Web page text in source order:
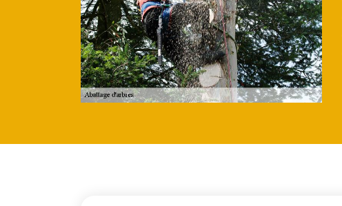
elagage dispose de meilleure technique et des matériels adaptés pour
29440, Beaumann elagage peut intervenir en cas d’urgence.